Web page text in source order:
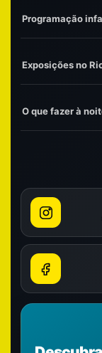
Programação
Exposições no
O que fazer à